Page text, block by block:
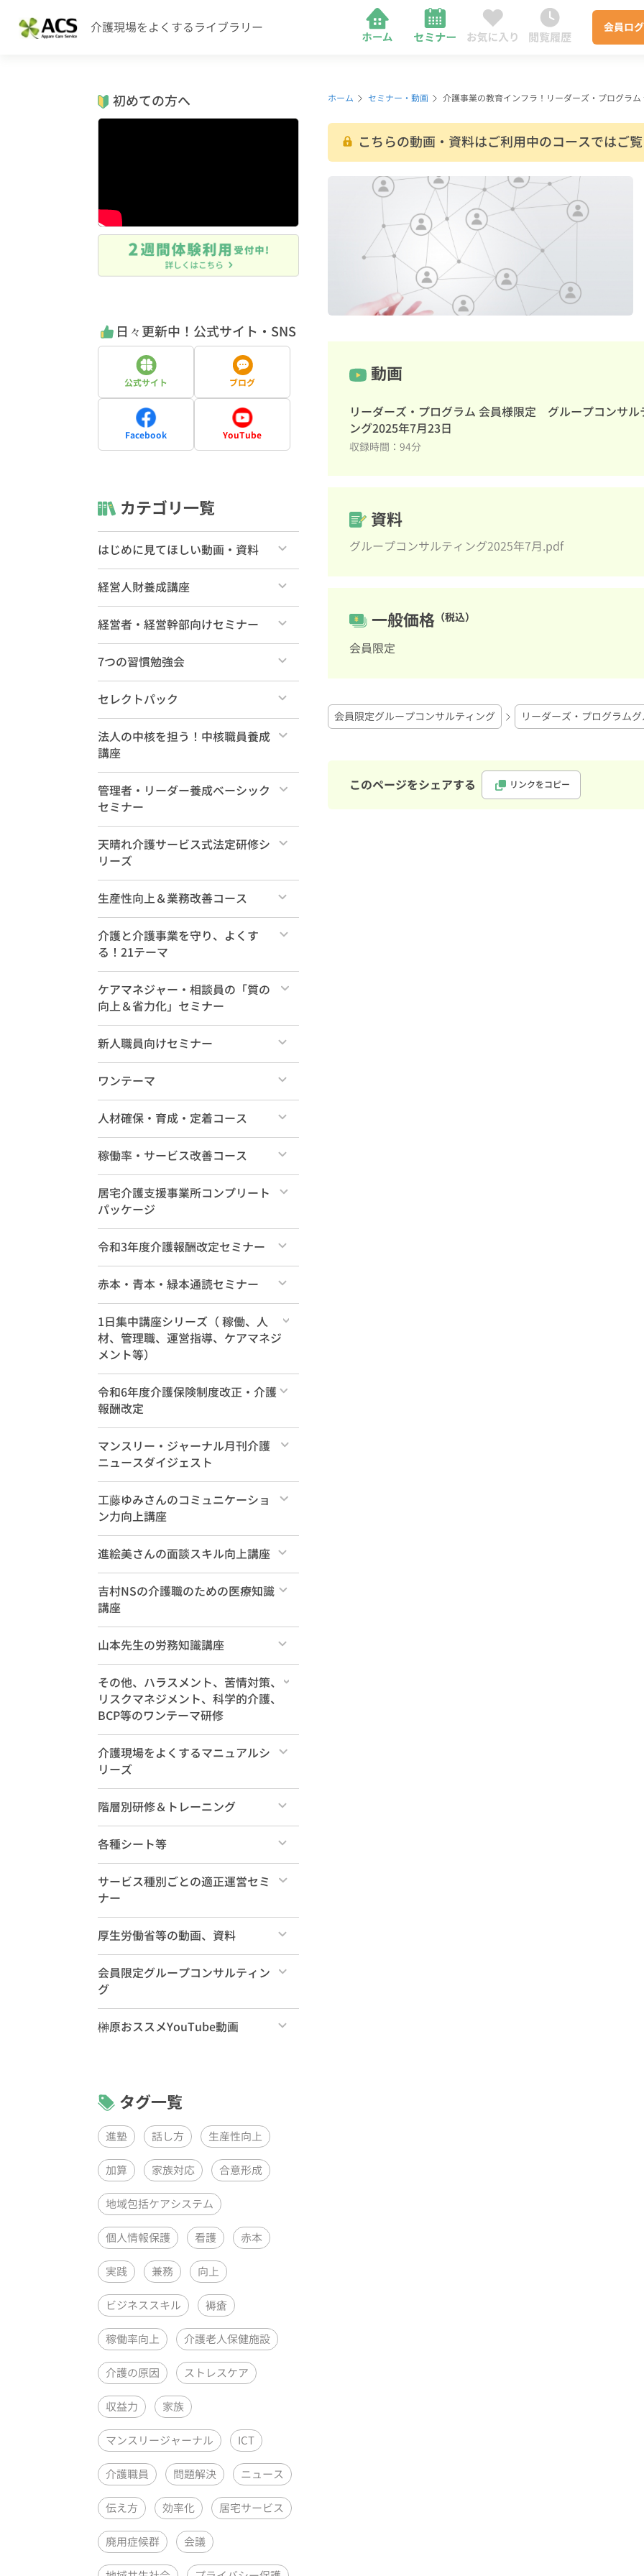
介護現場をよくするライブラリー 会員ロ
初めての方へ
日々更新中！公式サイト・SNS
公式サイト ブログ
Facebook YouTube
ホーム セミナー・動画 介護事業の教育インフラ！リーダーズ・プログラ
こちらの動画・資料はご利用中のコースではご覧
動画
リーダーズ・プログラム 会員様限定 グループコンサル
ング2025年7月23日
収録時間：94分
資料
グループコンサルティング2025年7月.pdf
一般価格 （税込）
会員限定
会員限定グループコンサルティング リーダーズ・プログラム
このページをシェアする リンクをコピー
カテゴリ一覧
はじめに見てほしい動画・資料
すべて
ライブラリーの使い方（有料会員向
け）
ショート動画（1分～10分）
毎月のセミナー・ダイジェスト
天晴れ介護サービスを知るセミナー
10選！
社内大学カリキュラム案
経営人財養成講座
すべて
経営者・経営幹部向けセミナー
すべて
7つの習慣勉強会
すべて
セレクトパック
すべて
法人の中核を担う！中核職員養成
講座
すべて
本講座
事前学習動画（必須）
管理者・リーダー養成ベーシック
セミナー
すべて
管理職養成ベーシック 年間受講
特典動画
天晴れ介護サービス式法定研修シ
リーズ
すべて
新人研修（基礎編2時間）
特典動画
生産性向上＆業務改善コース
すべて
介護と介護事業を守り、よくす
る！21テーマ
すべて
ケアマネジャー・相談員の「質の
向上＆省力化」セミナー
すべて
新人職員向けセミナー
すべて
ワンテーマ
すべて
人材確保・育成・定着コース
すべて
稼働率・サービス改善コース
すべて
居宅介護支援事業所コンプリート
パッケージ
すべて
令和3年度介護報酬改定セミナー
すべて
赤本・青本・緑本通読セミナー
すべて
1日集中講座シリーズ（ 稼働、人
材、管理職、運営指導、ケアマネジ
メント等）
すべて
令和6年度介護保険制度改正・介護
報酬改定
すべて
マンスリー・ジャーナル月刊介護
ニュースダイジェスト
すべて
工藤ゆみさんのコミュニケーショ
ン力向上講座
すべて
進絵美さんの面談スキル向上講座
すべて
吉村NSの介護職のための医療知識
講座
すべて
山本先生の労務知識講座
すべて
その他、ハラスメント、苦情対策、
リスクマネジメント、科学的介護、
BCP等のワンテーマ研修
すべて
介護現場をよくするマニュアルシ
リーズ
すべて
階層別研修＆トレーニング
すべて
管理職養成
各種シート等
すべて
サービス種別ごとの適正運営セミ
ナー
すべて
厚生労働省等の動画、資料
すべて
会員限定グループコンサルティン
グ
すべて
ンサルティング（月1回）
ケアラーズ・クラブQAセッション
（月1回）
榊原おススメYouTube動画
タグ一覧
進塾 話し方 生産性向上
加算 家族対応 合意形成
地域包括ケアシステム
個人情報保護 看護 赤本
実践 兼務 向上
ビジネススキル 褥瘡
稼働率向上 介護老人保健施設
介護の原因 ストレスケア
収益力 家族
マンスリージャーナル ICT
介護職員 問題解決 ニュース
伝え方 効率化 居宅サービス
廃用症候群 会議